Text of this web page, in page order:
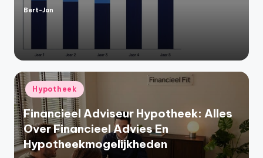
Geplaatst
Bert-Jan
Geplaatst
in
Hypotheek
Financieel Adviseur Hypotheek: Alles
Over Financieel Advies En
Hypotheekmogelijkheden